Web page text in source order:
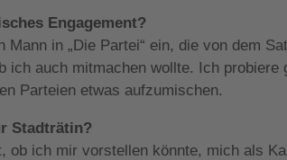
Engagement?
Mann in „Die Partei“ ein, die von dem
ich auch mitmachen wollte. Ich
Parteien etwas aufzumischen.
Stadträtin?
ob ich mir vorstellen könnte, mich als